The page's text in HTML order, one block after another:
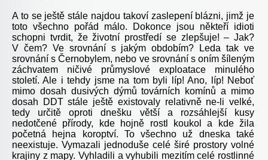
A to se ještě stále najdou takoví zaslepení blázni, jimž je
toto všechno pořád málo. Dokonce jsou někteří idioti
schopni tvrdit, že životní prostředí se zlepšuje! – Jak?
V čem? Ve srovnání s jakým obdobím? Leda tak ve
srovnání s Černobylem, nebo ve srovnání s oním šíleným
záchvatem ničivé průmyslové exploatace minulého
století. Ale i tehdy jsme na tom byli líp! Ano, líp! Neboť
mimo dosah dusivých dýmů továrních komínů a mimo
dosah DDT stále ještě existovaly relativně ne-li velké,
tedy určitě oproti dnešku větší a rozsáhlejší kusy
nedotčené přírody, kde hojně rostl koukol a kde žila
početná hejna koroptví. To všechno už dneska také
neexistuje. Vymazali jednoduše celé širé prostory volné
krajiny z mapy. Vyhladili a vyhubili mezitím celé rostlinné